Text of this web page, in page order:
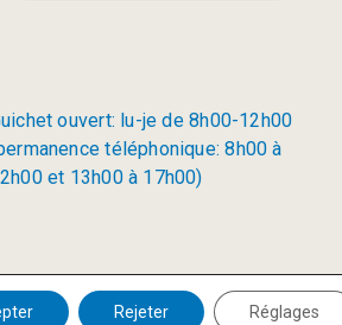
ouvert: lu-je de 8h00-12h00
téléphonique: 8h00 à
et 13h00 à 17h00)
Politique de confidentialité
Rejeter Réglages